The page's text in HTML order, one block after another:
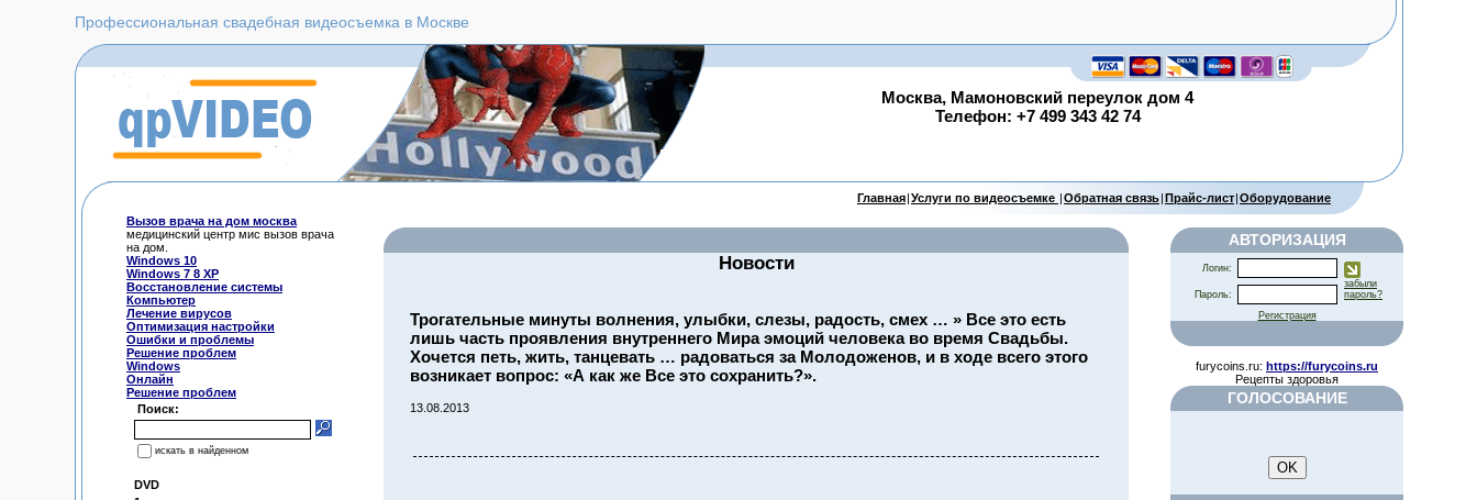
Профессиональная свадебная видеосъемка в Москве
Москва, Мамоновский переулок дом 4
Телефон: +7 499 343 42 74
Главная|Услуги по видеосъемке |Обратная связь|Прайс-лист|Оборудование
Вызов врача на дом москва
медицинский центр мис вызов врача
на дом.
Windows 10
Windows 7 8 XP
Восстановление системы
Компьютер
Лечение вирусов
Оптимизация настройки
Ошибки и проблемы
Решение проблем
Windows
Онлайн
Решение проблем
Поиск:
искать в найденном
DVD
Новости
Трогательные минуты волнения, улыбки, слезы, радость, смех … » Все это есть
лишь часть проявления внутреннего Мира эмоций человека во время Свадьбы.
Хочется петь, жить, танцевать … радоваться за Молодоженов, и в ходе всего этого
возникает вопрос: «А как же Все это сохранить?».
13.08.2013
АВТОРИЗАЦИЯ
Логин:
Пароль:
забыли
пароль?
Регистрация
furycoins.ru: https://furycoins.ru
Рецепты здоровья
ГОЛОСОВАНИЕ